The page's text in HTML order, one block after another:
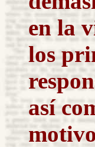
en la
los
así